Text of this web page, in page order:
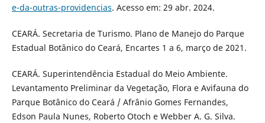
e-da-outras-providencias. Acesso em: 29 abr. 2024.
CEARÁ. Secretaria de Turismo. Plano de Manejo do Parque
Estadual Botânico do Ceará, Encartes 1 a 6, março de 2021.
CEARÁ. Superintendência Estadual do Meio Ambiente.
Levantamento Preliminar da Vegetação, Flora e Avifauna do
Parque Botânico do Ceará / Afrânio Gomes Fernandes,
Edson Paula Nunes, Roberto Otoch e Webber A. G. Silva.